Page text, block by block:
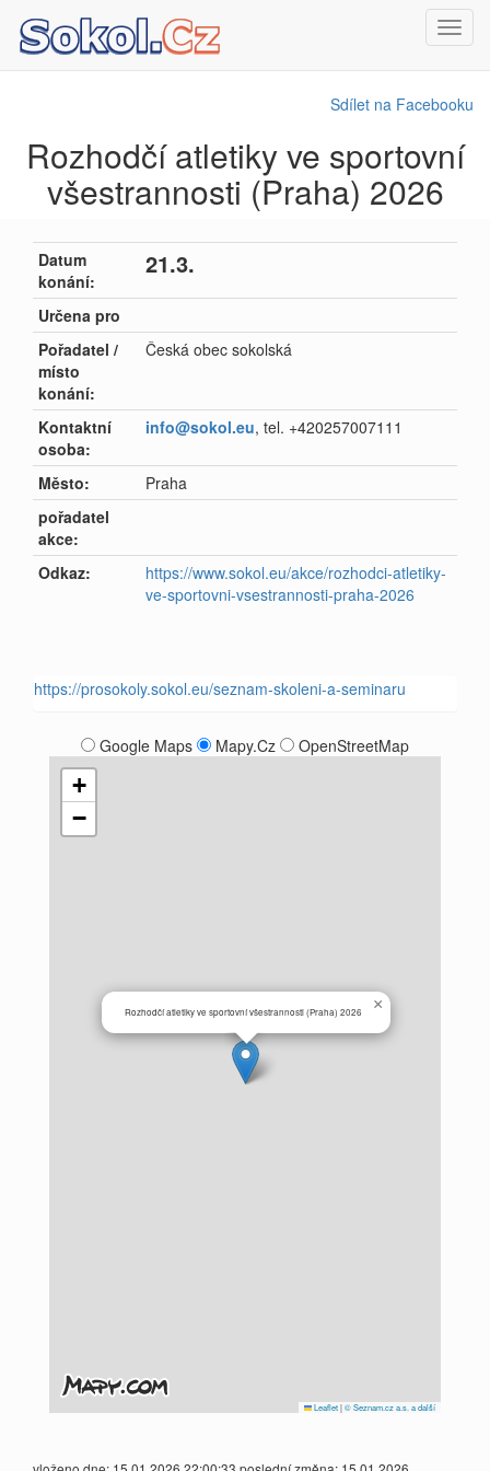
Sdílet na Facebooku
Rozhodčí atletiky ve sportovní
všestrannosti (Praha) 2026
Datum
konání:
21.3.
Určena pro
Pořadatel /
místo
konání:
Česká obec sokolská
Kontaktní
osoba:
info@sokol.eu, tel. +420257007111
Město:
Praha
pořadatel
akce:
Odkaz:
https://www.sokol.eu/akce/rozhodci-atletiky-
ve-sportovni-vsestrannosti-praha-2026
https://prosokoly.sokol.eu/seznam-skoleni-a-seminaru
Google Maps Mapy.Cz OpenStreetMap
Rozhodčí atletiky ve sportovní všestrannosti (Praha) 2026 ×
+
−
Leaflet|© Seznam.cz a.s. a další